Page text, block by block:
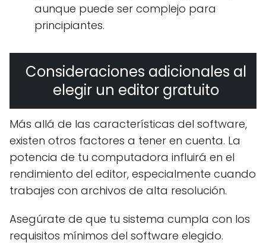
aunque puede ser complejo para
principiantes.
Consideraciones adicionales al
elegir un editor gratuito
Más allá de las características del software,
existen otros factores a tener en cuenta. La
potencia de tu computadora influirá en el
rendimiento del editor, especialmente cuando
trabajes con archivos de alta resolución.
Asegúrate de que tu sistema cumpla con los
requisitos mínimos del software elegido.